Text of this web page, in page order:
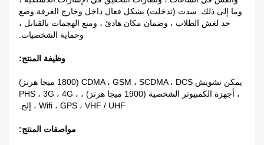
وما إلى ذلك. سدت (تدخلت) بشكل فعال داخل وخارج الغرفة.وضع
حد لغش الطلاب ، وضمان مكان هادئ ، ومنع الهجمات بالقنابل ،
وحماية الشخصيات.
وظيفة المنتج:
يمكن تشويش CDMA ، GSM ، SCDMA ، DCS (1800 ميجا هرتز)
، أجهزة الكمبيوتر الشخصية (1900 ميجا هرتز) ، PHS ، 3G ، 4G ،
Wifi ، GPS ، VHF / UHF ، إلخ.
مواصفات المنتج: